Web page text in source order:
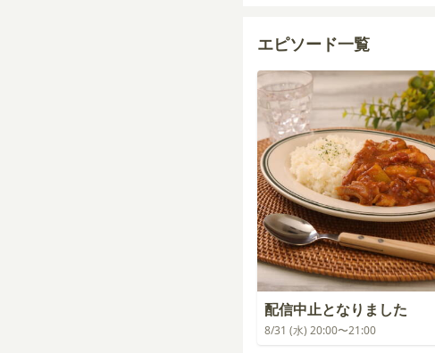
エピソード一覧
配信中止となりました
8/31 (水) 20:00〜21:00